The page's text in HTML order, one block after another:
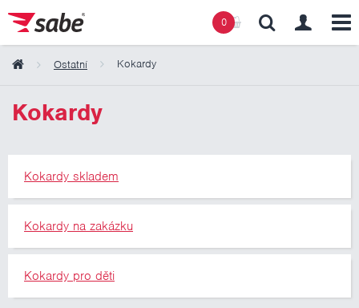
0
Ostatní Kokardy
Kokardy
Kokardy skladem
Kokardy na zakázku
Kokardy pro děti
Obsah košíku